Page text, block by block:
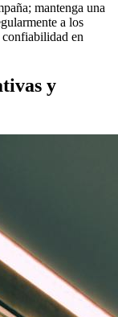
mantenga una
a los
confiabilidad en
y